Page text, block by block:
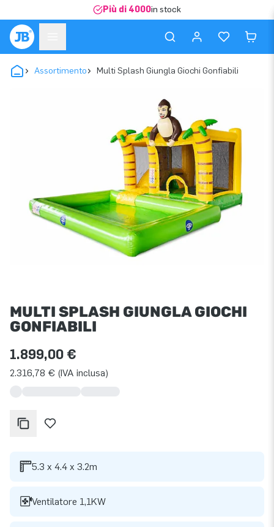
Più di 4000in stock
Assortimento Multi Splash Giungla Giochi Gonfiabili
MULTI SPLASH GIUNGLA GIOCHI
GONFIABILI
1.899,00 €
2.316,78 € (IVA inclusa)
5.3 x 4.4 x 3.2m
Ventilatore 1,1KW